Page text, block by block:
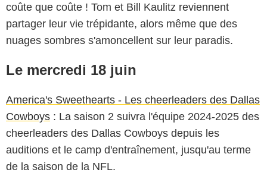
coûte que coûte ! Tom et Bill Kaulitz reviennent
partager leur vie trépidante, alors même que des
nuages sombres s'amoncellent sur leur paradis.
Le mercredi 18 juin
America's Sweethearts - Les cheerleaders des Dallas
Cowboys : La saison 2 suivra l'équipe 2024-2025 des
cheerleaders des Dallas Cowboys depuis les
auditions et le camp d'entraînement, jusqu'au terme
de la saison de la NFL.